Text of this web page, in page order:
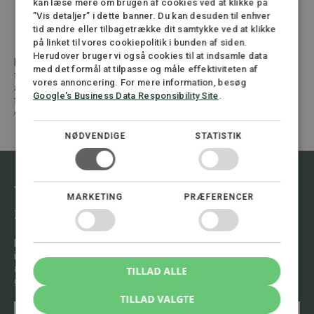
Du får kun én chance
Erstatningssager er ofte en “once in a lifetime”-situation. Du
får sjældent mulighed for at genåbne sagen, hvis du har
accepteret for lidt eller slet ingenting. Det handler om din
fremtid og din økonomiske tryghed. Få en advokat med
erfaring i personskadeerstatning. Det kan betale sig.
Vil du vide mere om emnet, kontakt
mig.
Du er altid velkommen til at henvende dig til os og få en
indledende drøftelse af din sag. Vi har stor erfaring i at
analysere situationen og give dig råd om, hvad der er bedst at
gøre.
kan læse mere om brugen af cookies ved at klikke på
”Vis detaljer” i dette banner. Du kan desuden til enhver
tid ændre eller tilbagetrække dit samtykke ved at klikke
på linket til vores cookiepolitik i bunden af siden.
Herudover bruger vi også cookies til at indsamle data
med det formål at tilpasse og måle effektiviteten af
vores annoncering. For mere information, besøg
Google's Business Data Responsibility Site.
NØDVENDIGE STATISTIK
MARKETING PRÆFERENCER
TILLAD VALGTE
TILLAD ALLE